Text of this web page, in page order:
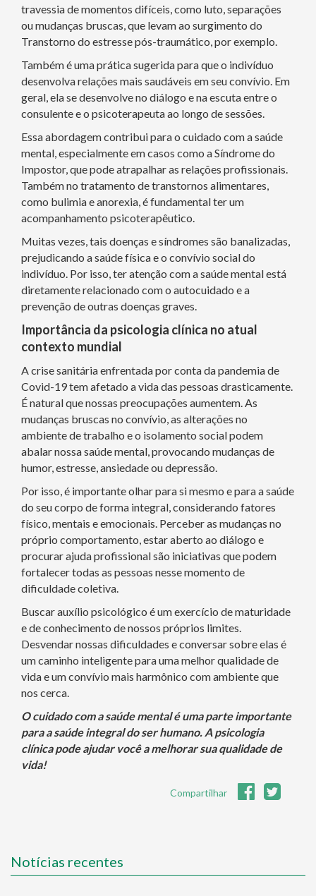
travessia de momentos difíceis, como luto, separações
ou mudanças bruscas, que levam ao surgimento do
Transtorno do estresse pós-traumático, por exemplo.
Também é uma prática sugerida para que o indivíduo
desenvolva relações mais saudáveis em seu convívio. Em
geral, ela se desenvolve no diálogo e na escuta entre o
consulente e o psicoterapeuta ao longo de sessões.
Essa abordagem contribui para o cuidado com a saúde
mental, especialmente em casos como a Síndrome do
Impostor, que pode atrapalhar as relações profissionais.
Também no tratamento de transtornos alimentares,
como bulimia e anorexia, é fundamental ter um
acompanhamento psicoterapêutico.
Muitas vezes, tais doenças e síndromes são banalizadas,
prejudicando a saúde física e o convívio social do
indivíduo. Por isso, ter atenção com a saúde mental está
diretamente relacionado com o autocuidado e a
prevenção de outras doenças graves.
Importância da psicologia clínica no atual
contexto mundial
A crise sanitária enfrentada por conta da pandemia de
Covid-19 tem afetado a vida das pessoas drasticamente.
É natural que nossas preocupações aumentem. As
mudanças bruscas no convívio, as alterações no
ambiente de trabalho e o isolamento social podem
abalar nossa saúde mental, provocando mudanças de
humor, estresse, ansiedade ou depressão.
Por isso, é importante olhar para si mesmo e para a saúde
do seu corpo de forma integral, considerando fatores
físico, mentais e emocionais. Perceber as mudanças no
próprio comportamento, estar aberto ao diálogo e
procurar ajuda profissional são iniciativas que podem
fortalecer todas as pessoas nesse momento de
dificuldade coletiva.
Buscar auxílio psicológico é um exercício de maturidade
e de conhecimento de nossos próprios limites.
Desvendar nossas dificuldades e conversar sobre elas é
um caminho inteligente para uma melhor qualidade de
vida e um convívio mais harmônico com ambiente que
nos cerca.
O cuidado com a saúde mental é uma parte importante
para a saúde integral do ser humano. A psicologia
clínica pode ajudar você a melhorar sua qualidade de
vida!
Compartilhar
Notícias recentes